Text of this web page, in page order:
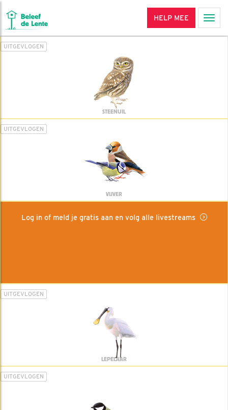
HELP MEE
UITGEVLOGEN
STEENUIL
UITGEVLOGEN
VIJVER
Log in of meld je gratis aan en volg alle livestreams
UITGEVLOGEN
LEPELAAR
UITGEVLOGEN